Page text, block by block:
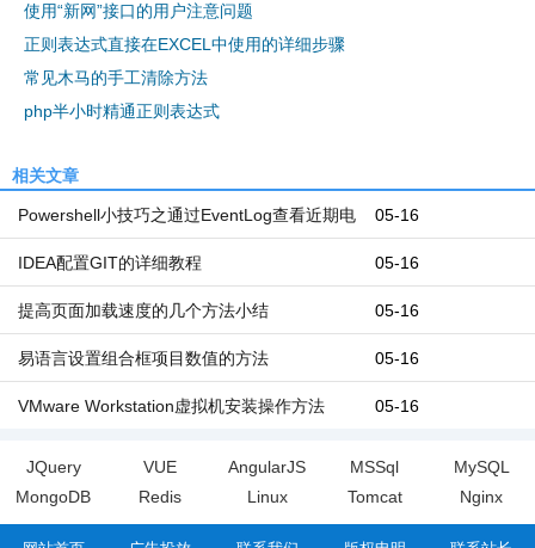
使用“新网”接口的用户注意问题
正则表达式直接在EXCEL中使用的详细步骤
常见木马的手工清除方法
php半小时精通正则表达式
相关文章
05-16
Powershell小技巧之通过EventLog查看近期电
脑开机和关机时间 05-16
IDEA配置GIT的详细教程
05-16
提高页面加载速度的几个方法小结
05-16
易语言设置组合框项目数值的方法
05-16
VMware Workstation虚拟机安装操作方法
JQuery VUE AngularJS MSSql
MySQL
MongoDB
Redis Linux Tomcat Nginx